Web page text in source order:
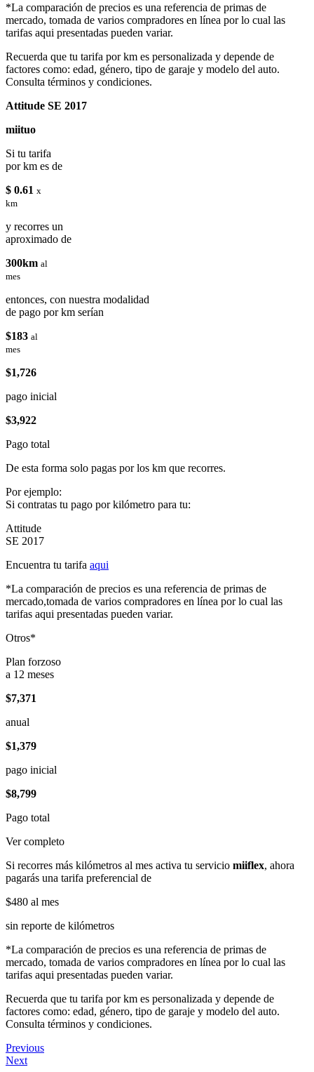
*La comparación de precios es una referencia de primas de
mercado, tomada de varios compradores en línea por lo cual las
tarifas aqui presentadas pueden variar.
Recuerda que tu tarifa por km es personalizada y depende de
factores como: edad, género, tipo de garaje y modelo del auto.
Consulta términos y condiciones.
Attitude SE 2017
miituo
Si tu tarifa
por km es de
$ 0.61 x
km
y recorres un
aproximado de
300km al
mes
entonces, con nuestra modalidad
de pago por km serían
$183 al
mes
$1,726
pago inicial
$3,922
Pago total
De esta forma solo pagas por los km que recorres.
Por ejemplo:
Si contratas tu pago por kilómetro para tu:
Attitude
SE 2017
Encuentra tu tarifa aqui
*La comparación de precios es una referencia de primas de
mercado,tomada de varios compradores en línea por lo cual las
tarifas aqui presentadas pueden variar.
Otros*
Plan forzoso
a 12 meses
$7,371
anual
$1,379
pago inicial
$8,799
Pago total
Ver completo
Si recorres más kilómetros al mes activa tu servicio miiflex, ahora
pagarás una tarifa preferencial de
$480 al mes
sin reporte de kilómetros
*La comparación de precios es una referencia de primas de
mercado, tomada de varios compradores en línea por lo cual las
tarifas aqui presentadas pueden variar.
Recuerda que tu tarifa por km es personalizada y depende de
factores como: edad, género, tipo de garaje y modelo del auto.
Consulta términos y condiciones.
Previous
Next